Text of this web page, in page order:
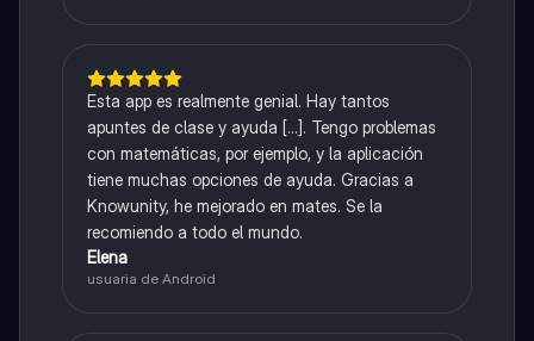
Esta app es realmente genial. Hay tantos
apuntes de clase y ayuda [...]. Tengo problemas
con matemáticas, por ejemplo, y la aplicación
tiene muchas opciones de ayuda. Gracias a
Knowunity, he mejorado en mates. Se la
recomiendo a todo el mundo.
Elena
usuaria de Android